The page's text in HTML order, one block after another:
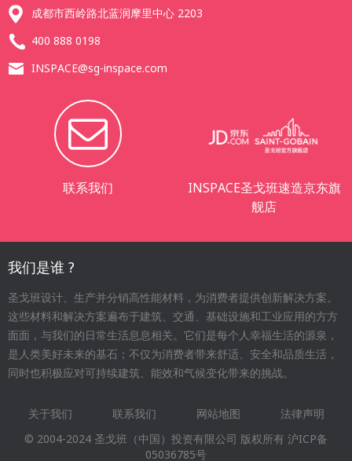
成都市西岭路北蓝润摩里中心 2203
400 888 0198
INSPACE@sg-inspace.com
联系我们
INSPACE圣戈班速造京东旗
舰店
我们是谁 ?
圣戈班设计、生产并分销高性能材料，为消费者提供创新解决方案。
这些材料和解决方案遍布于建筑、交通、基础设施和工业应用的方方
面面，与我们的日常生活息息相关。它们是每个人幸福生活的源泉，
是人类美好未来的基石；不仅为消费者带来舒适、安全和品质生活，
同时也积极应对可持续建筑、能效和气候变化带来的挑战。
Footer
menu
关于我们 联系我们 网站地图
法律声明
© 2004-2024 圣戈班（中国）投资有限公司 版权所有 沪ICP备
05036785号